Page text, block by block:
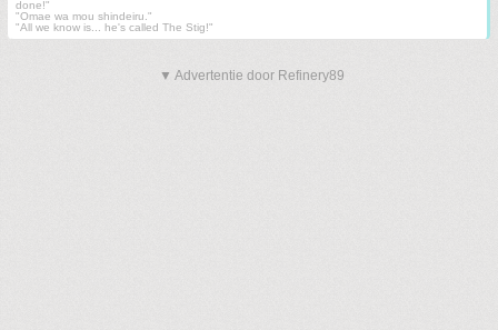
done!"
"Omae wa mou shindeiru."
"All we know is... he's called The Stig!"
▼ Advertentie door Refinery89